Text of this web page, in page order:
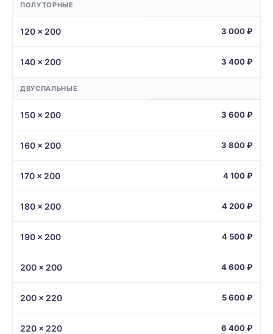
ПОЛУТОРНЫЕ
120 × 200 3 000 ₽
140 × 200 3 400 ₽
ДВУСПАЛЬНЫЕ
150 × 200 3 600 ₽
160 × 200 3 800 ₽
170 × 200 4 100 ₽
180 × 200 4 200 ₽
190 × 200 4 500 ₽
200 × 200 4 600 ₽
200 × 220 5 600 ₽
220 × 220 6 400 ₽